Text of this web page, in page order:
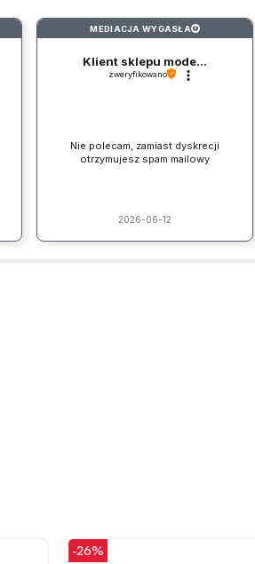
MEDIACJA WYGASŁA ?
Klient sklepu mode...
zweryfikowano
Nie polecam, zamiast dyskrecji
otrzymujesz spam mailowy
2026-06-12
-26%